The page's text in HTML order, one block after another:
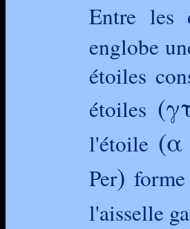
Entre les
englobe
étoiles
étoiles
l'étoile (α
Per)
l'aisselle